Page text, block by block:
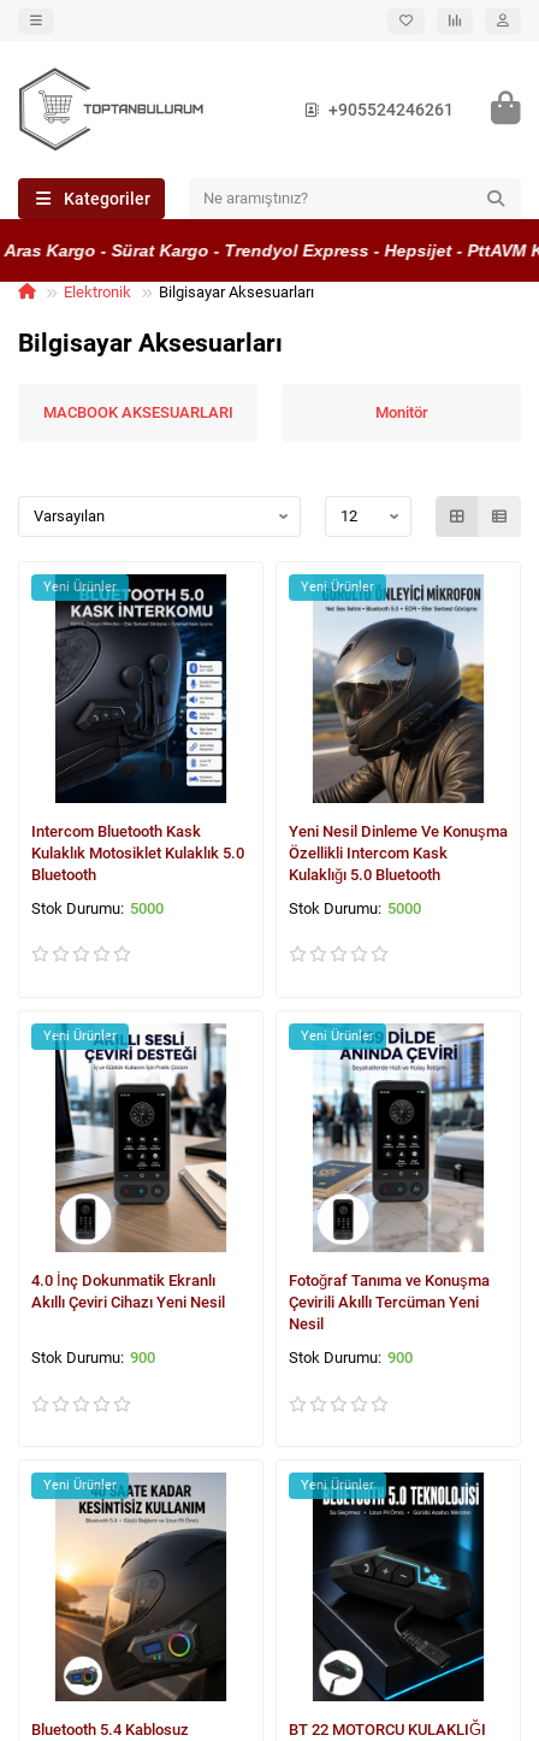
+905524246261
Kategoriler
Kargo - Sürat Kargo - Trendyol Express - Hepsijet - PttAVM
Elektronik Bilgisayar Aksesuarları
Bilgisayar Aksesuarları
MACBOOK AKSESUARLARI Monitör
Yeni Ürünler
Intercom Bluetooth Kask
Kulaklık Motosiklet Kulaklık 5.0
Bluetooth
5000
Yeni Ürünler
Yeni Nesil Dinleme Ve Konuşma
Özellikli Intercom Kask
Kulaklığı 5.0 Bluetooth
5000
Yeni Ürünler
4.0 İnç Dokunmatik Ekranlı
Akıllı Çeviri Cihazı Yeni Nesil
900
Yeni Ürünler
Fotoğraf Tanıma ve Konuşma
Çevirili Akıllı Tercüman Yeni
Nesil
900
Yeni Ürünler
Bluetooth 5.4 Kablosuz
Yeni Ürünler
BT 22 MOTORCU KULAKLIĞI